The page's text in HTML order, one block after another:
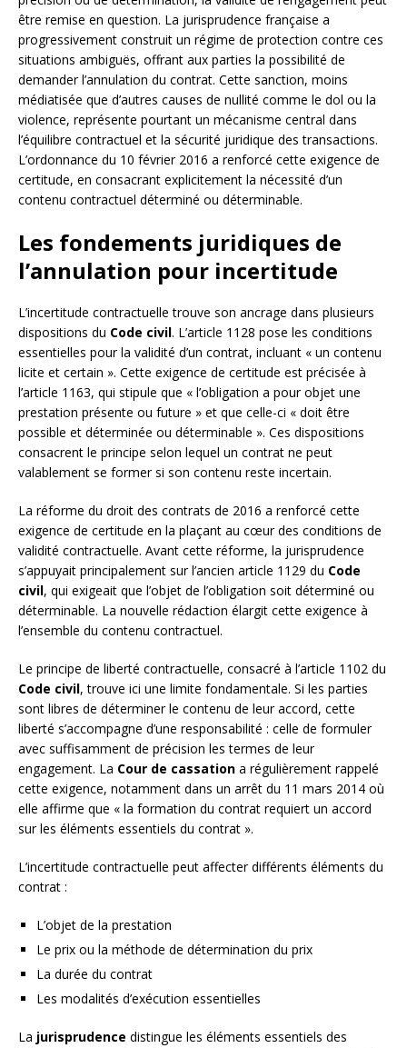
être remise en question. La jurisprudence française a
progressivement construit un régime de protection contre ces
situations ambiguës, offrant aux parties la possibilité de
demander l’annulation du contrat. Cette sanction, moins
médiatisée que d’autres causes de nullité comme le dol ou la
violence, représente pourtant un mécanisme central dans
l’équilibre contractuel et la sécurité juridique des transactions.
L’ordonnance du 10 février 2016 a renforcé cette exigence de
certitude, en consacrant explicitement la nécessité d’un
contenu contractuel déterminé ou déterminable.
Les fondements juridiques de
l’annulation pour incertitude
L’incertitude contractuelle trouve son ancrage dans plusieurs
dispositions du Code civil. L’article 1128 pose les conditions
essentielles pour la validité d’un contrat, incluant « un contenu
licite et certain ». Cette exigence de certitude est précisée à
l’article 1163, qui stipule que « l’obligation a pour objet une
prestation présente ou future » et que celle-ci « doit être
possible et déterminée ou déterminable ». Ces dispositions
consacrent le principe selon lequel un contrat ne peut
valablement se former si son contenu reste incertain.
La réforme du droit des contrats de 2016 a renforcé cette
exigence de certitude en la plaçant au cœur des conditions de
validité contractuelle. Avant cette réforme, la jurisprudence
s’appuyait principalement sur l’ancien article 1129 du Code
civil, qui exigeait que l’objet de l’obligation soit déterminé ou
déterminable. La nouvelle rédaction élargit cette exigence à
l’ensemble du contenu contractuel.
Le principe de liberté contractuelle, consacré à l’article 1102 du
Code civil, trouve ici une limite fondamentale. Si les parties
sont libres de déterminer le contenu de leur accord, cette
liberté s’accompagne d’une responsabilité : celle de formuler
avec suffisamment de précision les termes de leur
engagement. La Cour de cassation a régulièrement rappelé
cette exigence, notamment dans un arrêt du 11 mars 2014 où
elle affirme que « la formation du contrat requiert un accord
sur les éléments essentiels du contrat ».
L’incertitude contractuelle peut affecter différents éléments du
contrat :
L’objet de la prestation
Le prix ou la méthode de détermination du prix
La durée du contrat
Les modalités d’exécution essentielles
La jurisprudence distingue les éléments essentiels des